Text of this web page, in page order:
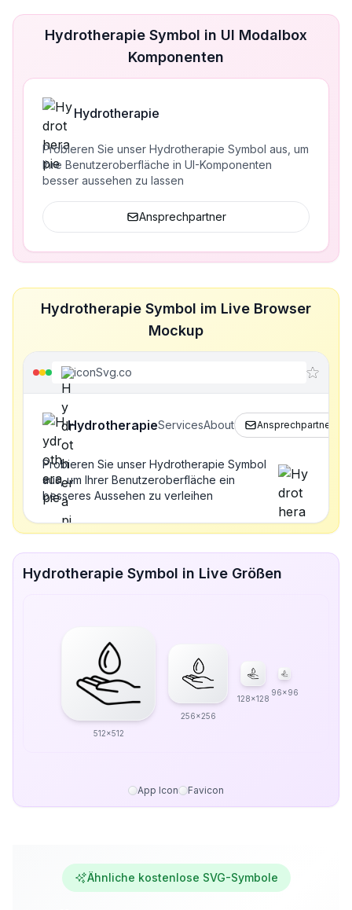
Hydrotherapie Symbol in UI Modalbox
Komponenten
Hydrotherapie
Probieren Sie unser Hydrotherapie Symbol aus, um
Ihre Benutzeroberfläche in UI-Komponenten
besser aussehen zu lassen
Ansprechpartner
Hydrotherapie Symbol im Live Browser
Mockup
iconSvg.co
HydrotherapieServicesAbout Ansprechpartner
Probieren Sie unser Hydrotherapie Symbol
aus, um Ihrer Benutzeroberfläche ein
besseres Aussehen zu verleihen
Hydrotherapie Symbol in Live Größen
512x512
256x256
128x128
96x96
App Icon Favicon
Ähnliche kostenlose SVG-Symbole